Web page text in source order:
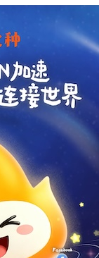
反对
反对[0]